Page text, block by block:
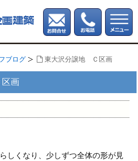
ブログ 東大沢分譲地 Ｃ区画
画
しくなり、少しずつ全体の形が見